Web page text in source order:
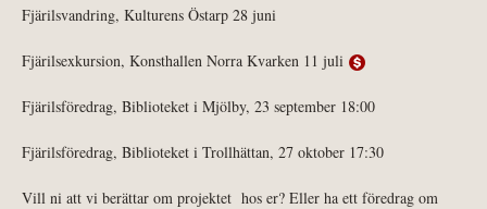
Fjärilsvandring, Kulturens Östarp 28 juni
Fjärilsexkursion, Konsthallen Norra Kvarken 11 juli
Fjärilsföredrag, Biblioteket i Mjölby, 23 september 18:00
Fjärilsföredrag, Biblioteket i Trollhättan, 27 oktober 17:30
Vill ni att vi berättar om projektet hos er? Eller ha ett föredrag om